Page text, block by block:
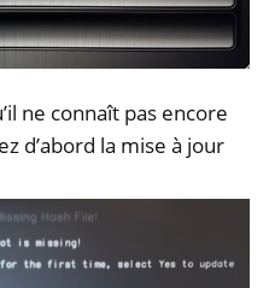
ne connaît pas encore
d’abord la mise à jour